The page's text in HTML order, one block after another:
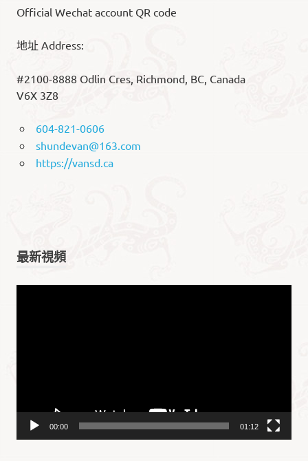
Official Wechat account QR code
地址 Address:
#2100-8888 Odlin Cres, Richmond, BC, Canada
V6X 3Z8
604-821-0606
shundevan@163.com
https://vansd.ca
最新視頻
00:00 01:12